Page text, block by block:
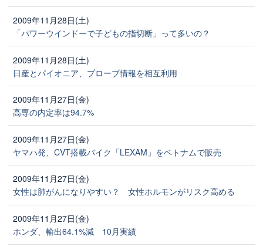
2009年11月28日(土)
「パワーウインドーで子どもの指切断」って多いの？
2009年11月28日(土)
日産とパイオニア、プローブ情報を相互利用
2009年11月27日(金)
高専の内定率は94.7%
2009年11月27日(金)
ヤマハ発、CVT搭載バイク「LEXAM」をベトナムで販売
2009年11月27日(金)
女性は肺がんになりやすい？ 女性ホルモンがリスク高める
2009年11月27日(金)
ホンダ、輸出64.1%減 10月実績